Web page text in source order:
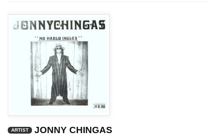
ARTIST JONNY CHINGAS